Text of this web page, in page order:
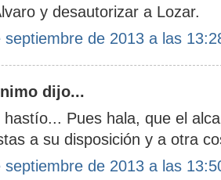
y desautorizar a Lozar.
septiembre de 2013 a las
dijo...
hastío... Pues hala, que el
a su disposición y a otra
septiembre de 2013 a las